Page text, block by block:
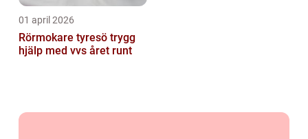
01 april 2026
Rörmokare tyresö trygg
hjälp med vvs året runt